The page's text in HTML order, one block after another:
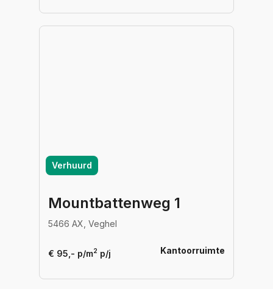
Verhuurd
Mountbattenweg 1
5466 AX, Veghel
€ 95,- p/m2 p/j Kantoorruimte